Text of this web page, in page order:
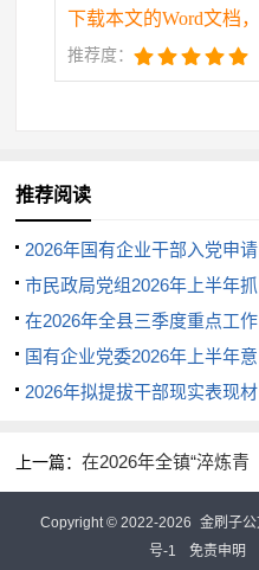
“七笔账”，清醒地认识到
是自由和前程，更是家庭
要常怀律己之心。要把廉
精神追求，在物质诱惑
圈，坚决做到交往有原则
“不想腐”内化为精神追求
三、砥砺实干担当，
廉洁是奋斗的底色，
家。要将廉洁从政的精气
事业高质量发展的强大动
下载本文的Word文档
推荐度：
推荐阅读
2026年国有企业干部入党申请
书市民政局党组2026年上半年抓
基层党建工作总结
在2026年全县三季度重点工作
推进会上的讲话
国有企业党委2026年上半年意
识形态工作总结
2026年拟提拔干部现实表现材
上一篇：在2026年全镇“淬炼青
Copyright © 2022-2026 金刷子公
号-1
免责申明